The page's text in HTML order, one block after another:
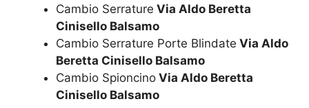
Cambio Serrature Via Aldo Beretta
Cinisello Balsamo
Cambio Serrature Porte Blindate Via Aldo
Beretta Cinisello Balsamo
Cambio Spioncino Via Aldo Beretta
Cinisello Balsamo